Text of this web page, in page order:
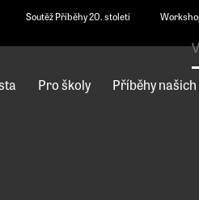
Soutěž Příběhy 20. století
Pro školy Příběhy